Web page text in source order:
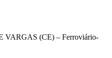
VARGAS (CE) – Ferroviário-